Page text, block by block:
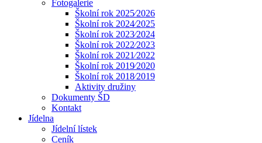
Fotogalerie
Školní rok 2025⁄2026
Školní rok 2024⁄2025
Školní rok 2023⁄2024
Školní rok 2022⁄2023
Školní rok 2021⁄2022
Školní rok 2019⁄2020
Školní rok 2018⁄2019
Aktivity družiny
Dokumenty ŠD
Kontakt
Jídelna
Jídelní lístek
Ceník